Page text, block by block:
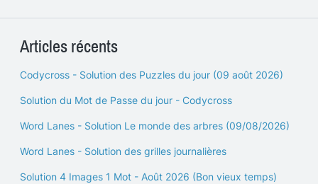
Articles récents
Codycross - Solution des Puzzles du jour (09 août 2026)
Solution du Mot de Passe du jour - Codycross
Word Lanes - Solution Le monde des arbres (09/08/2026)
Word Lanes - Solution des grilles journalières
Solution 4 Images 1 Mot - Août 2026 (Bon vieux temps)